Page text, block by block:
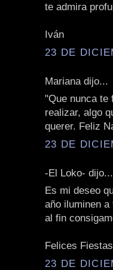
te admira
Iván
23 DE
Mariana dijo...
"Que nunca te
realizar, algo
querer. Feliz
23 DE
-El Loko- dijo...
Es mi deseo
año iluminen
al fin
Felices
23 DE